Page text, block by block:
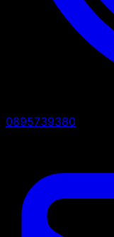
0895739380